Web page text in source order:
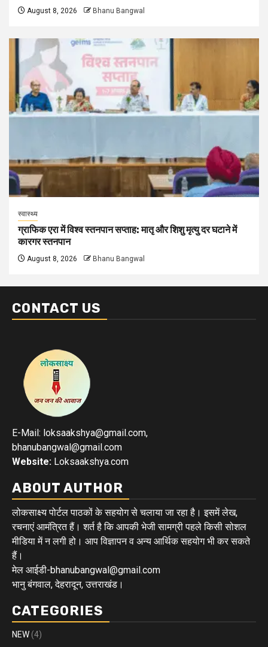
August 8, 2026 Bhanu Bangwal
स्वास्थ्य
ग्राफिक एरा में विश्व स्तनपान सप्ताह: मातृ और शिशु मृत्यु दर घटाने में
कारगर स्तनपान
August 8, 2026 Bhanu Bangwal
CONTACT US
E-Mail: loksaakshya@gmail.com,
bhanubangwal@gmail.com
Website: Loksaakshya.com
ABOUT AUTHOR
लोकसाक्ष्य पोर्टल पाठकों के सहयोग से चलाया जा रहा है। इसमें लेख,
रचनाएं आमंत्रित हैं। शर्त है कि आपकी भेजी सामग्री पहले किसी सोशल
मीडिया में न लगी हो। आप विज्ञापन व अन्य आर्थिक सहयोग भी कर सकते
हैं।
मेल आईडी-bhanubangwal@gmail.com
भानु बंगवाल, देहरादून, उत्तराखंड।
CATEGORIES
NEW (4)